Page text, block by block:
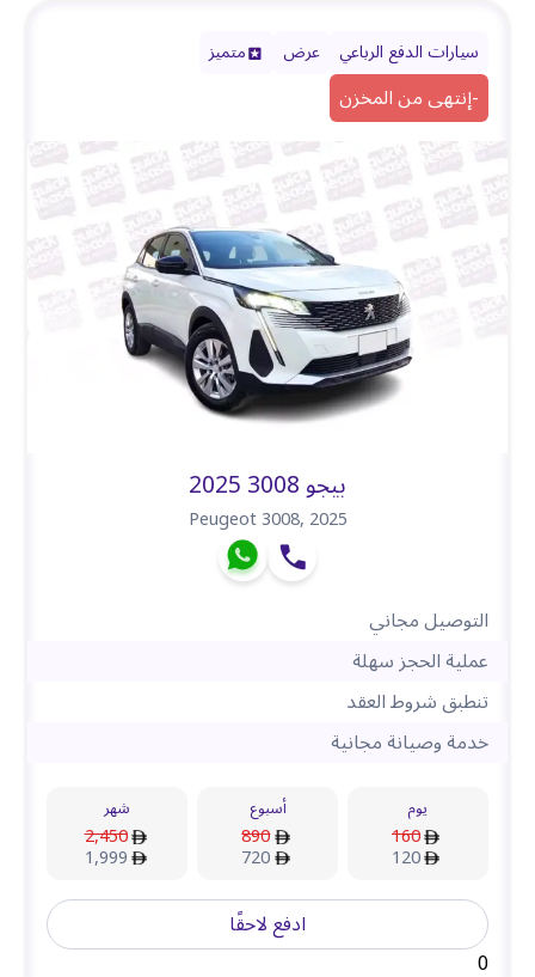
سيارات الدفع الرباعي عرض متميز
-إنتهى من المخزن
بيجو 3008 2025
Peugeot 3008,2025
التوصيل مجاني
عملية الحجز سهلة
تنطبق شروط العقد
خدمة وصيانة مجانية
يوم
160
120
أسبوع
890
720
شهر
2,450
1,999
ادفع لاحقًا
0